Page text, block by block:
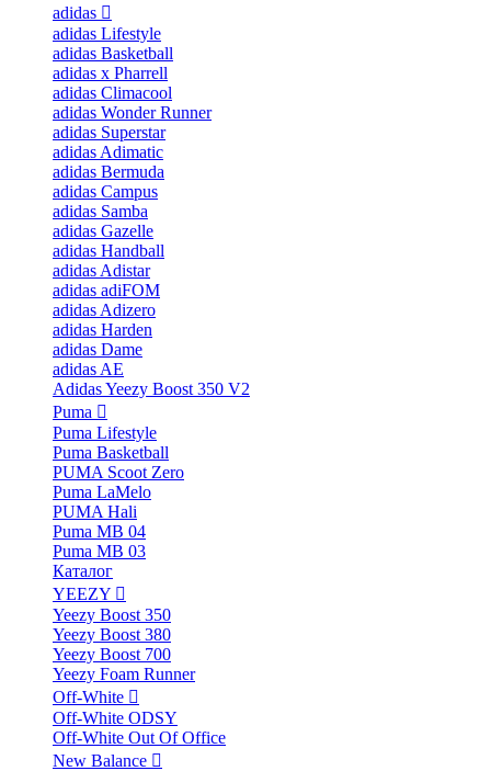
adidas
adidas Lifestyle
adidas Basketball
adidas x Pharrell
adidas Climacool
adidas Wonder Runner
adidas Superstar
adidas Adimatic
adidas Bermuda
adidas Campus
adidas Samba
adidas Gazelle
adidas Handball
adidas Adistar
adidas adiFOM
adidas Adizero
adidas Harden
adidas Dame
adidas AE
Adidas Yeezy Boost 350 V2
Puma
Puma Lifestyle
Puma Basketball
PUMA Scoot Zero
Puma LaMelo
PUMA Hali
Puma MB 04
Puma MB 03
Каталог
YEEZY
Yeezy Boost 350
Yeezy Boost 380
Yeezy Boost 700
Yeezy Foam Runner
Off-White
Off-White ODSY
Off-White Out Of Office
New Balance